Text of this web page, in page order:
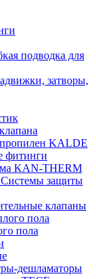
подводка для
затворы,
KALDE
фитинги
KAN-THERM
Системы защиты
клапаны
пола
дешламаторы